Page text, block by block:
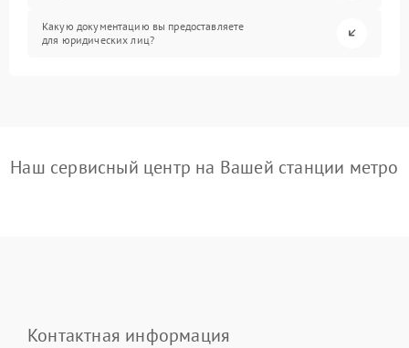
Какую документацию вы предоставляете
для юридических лиц?
Наш сервисный центр на Вашей станции метро
Контактная информация